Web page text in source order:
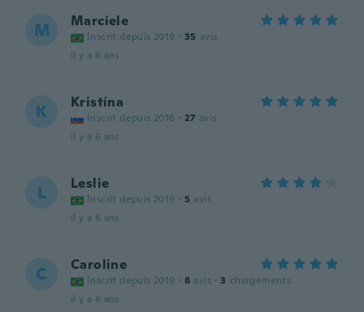
M Marciele
Inscrit depuis 2019 · 35 avis
il y a 6 ans
K Kristína
Inscrit depuis 2016 · 27 avis
il y a 6 ans
L Leslie
Inscrit depuis 2019 · 5 avis
il y a 6 ans
C Caroline
Inscrit depuis 2019 · 8 avis · 3 chargements
il y a 6 ans